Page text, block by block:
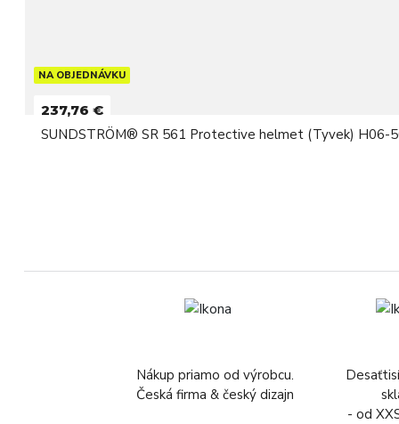
NA OBJEDNÁVKU
237,76 €
SUNDSTRÖM® SR 561 Protective helmet (Tyvek) H06-
Nákup priamo od výrobcu.
Česká firma & český dizajn
- od